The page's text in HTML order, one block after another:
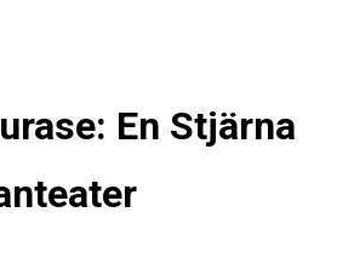
En Stjärna